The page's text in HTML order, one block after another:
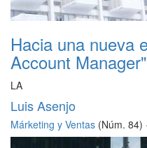
Hacia una nueva
Account Manager"
LA
Luis Asenjo
Márketing y Ventas (Núm. 84) ·